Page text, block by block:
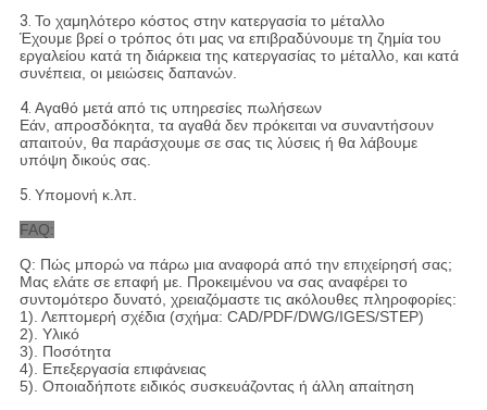
3. Το χαμηλότερο κόστος στην κατεργασία το μέταλλο
Έχουμε βρεί ο τρόπος ότι μας να επιβραδύνουμε τη ζημία του
εργαλείου κατά τη διάρκεια της κατεργασίας το μέταλλο, και κατά
συνέπεια, οι μειώσεις δαπανών.
4. Αγαθό μετά από τις υπηρεσίες πωλήσεων
Εάν, απροσδόκητα, τα αγαθά δεν πρόκειται να συναντήσουν
απαιτούν, θα παράσχουμε σε σας τις λύσεις ή θα λάβουμε
υπόψη δικούς σας.
5. Υπομονή κ.λπ.
FAQ:
Q: Πώς μπορώ να πάρω μια αναφορά από την επιχείρησή σας;
Μας ελάτε σε επαφή με. Προκειμένου να σας αναφέρει το
συντομότερο δυνατό, χρειαζόμαστε τις ακόλουθες πληροφορίες:
1). Λεπτομερή σχέδια (σχήμα: CAD/PDF/DWG/IGES/STEP)
2). Υλικό
3). Ποσότητα
4). Επεξεργασία επιφάνειας
5). Οποιαδήποτε ειδικός συσκευάζοντας ή άλλη απαίτηση